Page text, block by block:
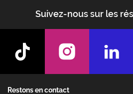
Suivez-nous sur les
Restons en contact